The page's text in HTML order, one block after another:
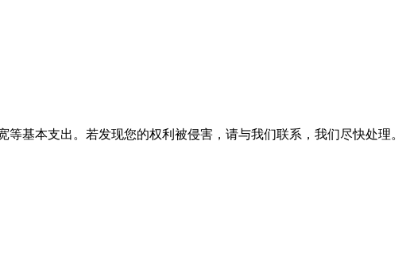
基本支出。若发现您的权利被侵害，请与我们联系，我们尽快处理。